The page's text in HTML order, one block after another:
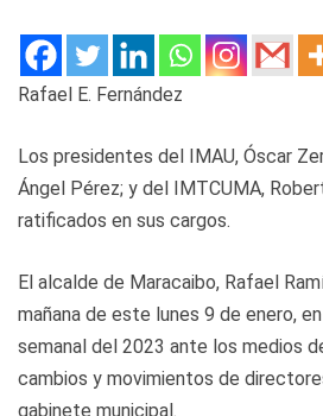
Rafael E. Fernández
Los presidentes del IMAU, Óscar
Ángel Pérez; y del IMTCUMA,
ratificados en sus cargos.
El alcalde de Maracaibo, Rafael
mañana de este lunes 9 de enero,
semanal del 2023 ante los medios
cambios y movimientos de
gabinete municipal.